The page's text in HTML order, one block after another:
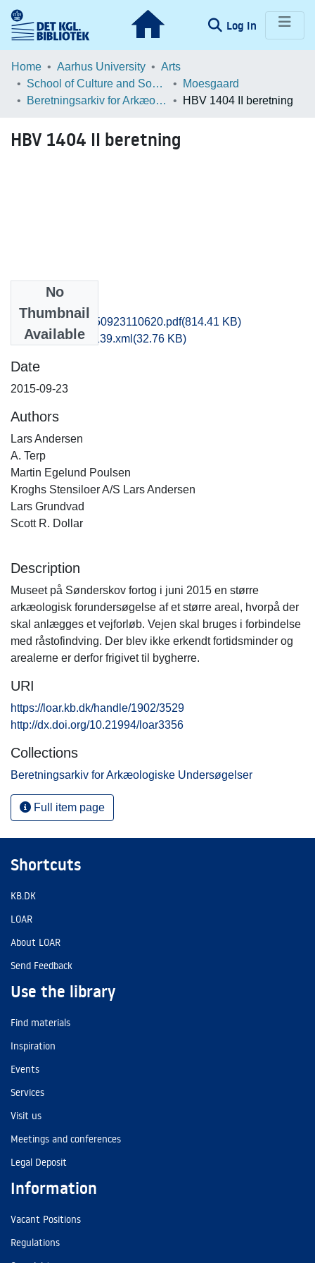
Log In (current)
Communities & Collections
Home Aarhus University
Arts
School of Culture and Society
Moesgaard
Beretningsarkiv for Arkæologiske Undersøgelser
HBV 1404 II beretning
HBV 1404 II beretning
No
Thumbnail
Available
hbv1scdo_20150923110620.pdf(814.41 KB)
recordxml_item_139.xml (32.76 KB)
Date
2015-09-23
Authors
Lars Andersen
A. Terp
Martin Egelund Poulsen
Kroghs Stensiloer A/S Lars Andersen
Lars Grundvad
Scott R. Dollar
Description
Museet på Sønderskov fortog i juni 2015 en større
arkæologisk forundersøgelse af et større areal, hvorpå der
skal anlægges et vejforløb. Vejen skal bruges i forbindelse
med råstofindving. Der blev ikke erkendt fortidsminder og
arealerne er derfor frigivet til bygherre.
URI
https://loar.kb.dk/handle/1902/3529
http://dx.doi.org/10.21994/loar3356
Collections
Beretningsarkiv for Arkæologiske Undersøgelser
Full item page
Shortcuts
KB.DK
LOAR
About LOAR
Send Feedback
Use the library
Find materials
Inspiration
Events
Services
Visit us
Meetings and conferences
Legal Deposit
Information
Vacant Positions
Regulations